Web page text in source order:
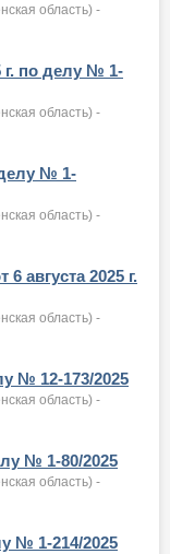
область) -
г. по делу № 1-
область) -
делу № 1-
область) -
августа 2025 г.
область) -
№ 12-173/2025
область) -
№ 1-80/2025
область) -
№ 1-214/2025